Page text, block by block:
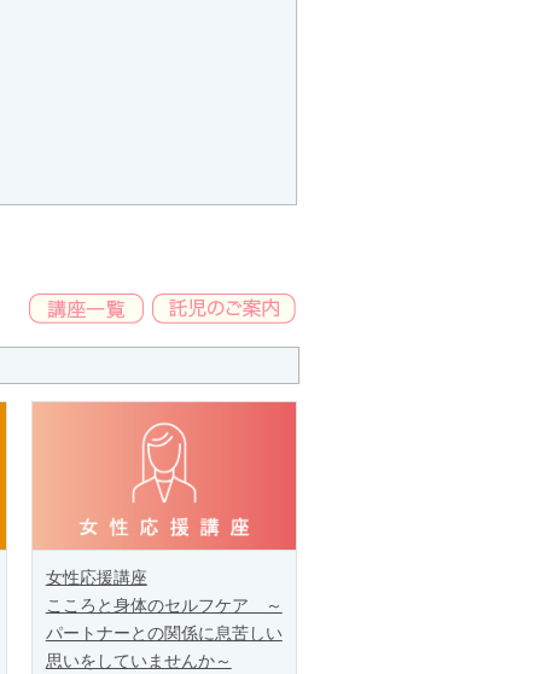
女性応援講座
こころと身体のセルフケア ～
パートナーとの関係に息苦しい
思いをしていませんか～